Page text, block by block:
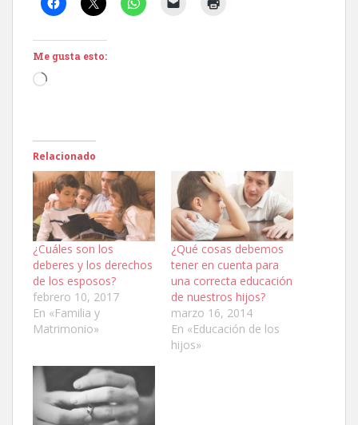
Me gusta esto:
Cargando...
Relacionado
¿Cuáles son los
deberes y los derechos
de los esposos?
febrero 10, 2017
En «Familia y
Matrimonio»
¿Qué cosas debemos
tener en cuenta para
una correcta educación
de nuestros hijos?
marzo 16, 2014
En «Educación de los
hijos»